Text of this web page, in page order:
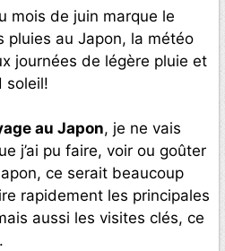
mois de juin marque le
pluies au Japon, la météo
journées de légère pluie et
soleil!
au Japon, je ne vais
j’ai pu faire, voir ou goûter
ce serait beaucoup
rapidement les principales
aussi les visites clés, ce